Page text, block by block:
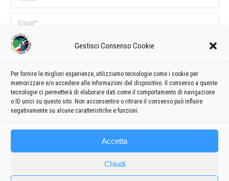
Gestisci Consenso Cookie
Per fornire le migliori esperienze, utilizziamo tecnologie come i cookie per
memorizzare e/o accedere alle informazioni del dispositivo. Il consenso a queste
tecnologie ci permetterà di elaborare dati come il comportamento di navigazione
o ID unici su questo sito. Non acconsentire o ritirare il consenso può influire
negativamente su alcune caratteristiche e funzioni.
Accetta
Chiudi
Email *
Sito web
COMMENTI SUL POST
Questo sito utilizza Akismet per ridurre lo spam.Scopri come vengono
elaborati i dati derivati dai commenti.